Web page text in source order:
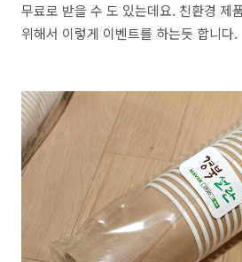
무료로 받을 수 도 있는데요. 친환경 제
위해서 이렇게 이벤트를 하는듯 합니다.